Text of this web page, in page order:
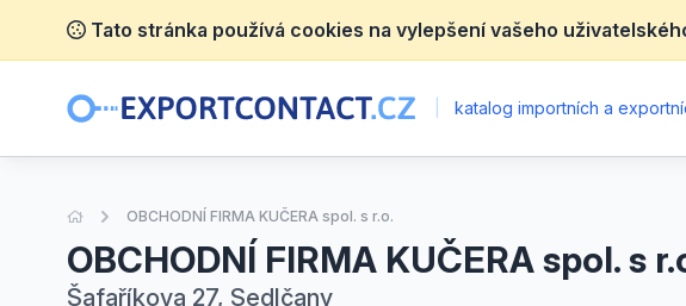
Tato stránka používá cookies na vylepšení vašeho
katalog importních a
Úvodní stránka
OBCHODNÍ FIRMA KUČERA spol. s r.o.
OBCHODNÍ FIRMA KUČERA spol. s
Šafaříkova 27, Sedlčany